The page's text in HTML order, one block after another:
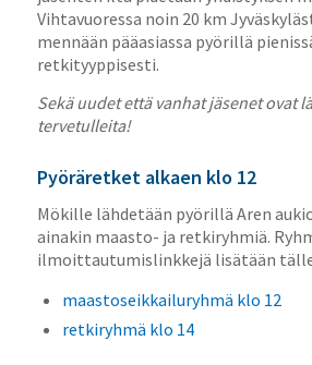
Vihtavuoressa noin 20 km
mennään pääasiassa pyörillä
retkityyppisesti.
Sekä uudet että vanhat jäsenet ovat
tervetulleita!
Pyöräretket alkaen klo 12
Mökille lähdetään pyörillä Aren
ainakin maasto- ja retkiryhmiä.
ilmoittautumislinkkejä lisätään
maastoseikkailuryhmä klo 12
retkiryhmä klo 14